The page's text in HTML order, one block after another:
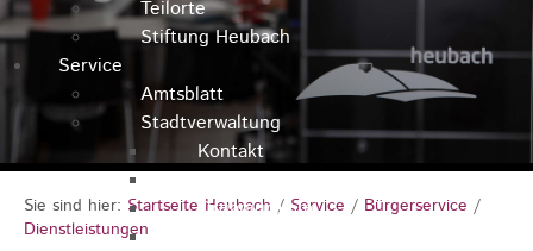
Teilorte
Stiftung Heubach
Service
Amtsblatt
Stadtverwaltung
Kontakt
Rathausteam
Organigramm
Sie sind hier: Startseite Heubach / Service / Bürgerservice /
Dienstleistungen